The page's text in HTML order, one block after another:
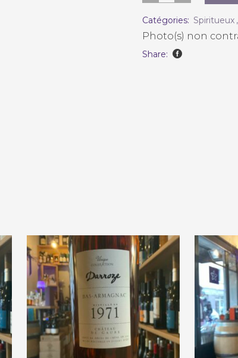
Malt"
quantity
Catégories: Spiritueux ,
Photo(s) non
Share:
Darroze « Bas-Armagnac »
1971
Vie